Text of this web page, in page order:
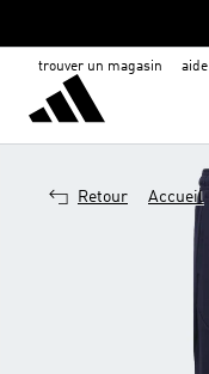
trouver un magasin aide
Retour Accueil